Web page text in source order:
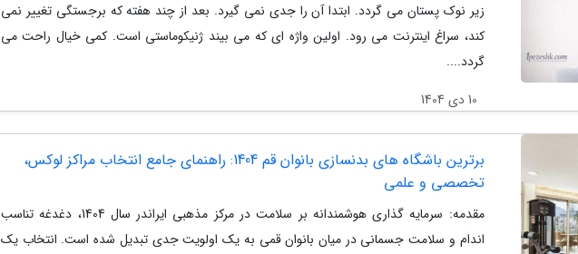
زیر نوک پستان می گردد. ابتدا آن را جدی نمی گیرد. بعد از چند هفته که برجستگی تغییر نمی
کند، سراغ اینترنت می رود. اولین واژه ای که می بیند ژنیکوماستی است. کمی خیال راحت می
گردد....
10 دی 1404
برترین باشگاه های بدنسازی بانوان قم 1404: راهنمای جامع انتخاب مراکز لوکس،
تخصصی و علمی
مقدمه: سرمایه گذاری هوشمندانه بر سلامت در مرکز مذهبی ایراندر سال 1404، دغدغه تناسب
اندام و سلامت جسمانی در میان بانوان قمی به یک اولویت جدی تبدیل شده است. انتخاب یک